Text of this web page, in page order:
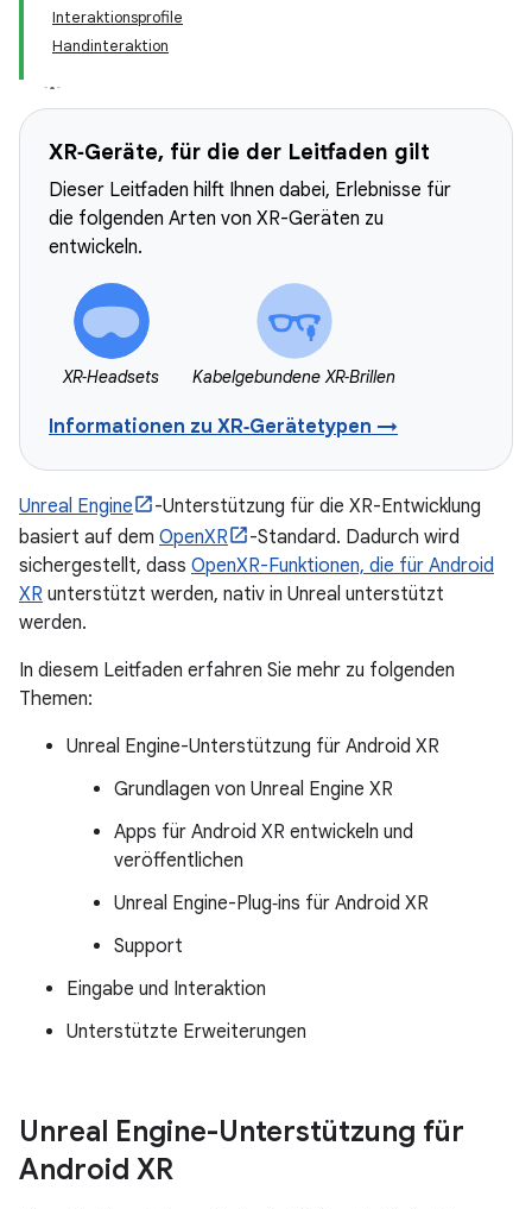
Interaktionsprofile
Handinteraktion
XR‑Geräte, für die der Leitfaden gilt
Dieser Leitfaden hilft Ihnen dabei, Erlebnisse für
die folgenden Arten von XR-Geräten zu
entwickeln.
XR‑Headsets Kabelgebundene XR‑Brillen
Informationen zu XR‑Gerätetypen →
Unreal Engine
-Unterstützung für die XR-Entwicklung
basiert auf dem OpenXR
-Standard. Dadurch wird
sichergestellt, dass OpenXR-Funktionen, die für Android
XR unterstützt werden, nativ in Unreal unterstützt
werden.
In diesem Leitfaden erfahren Sie mehr zu folgenden
Themen:
Unreal Engine-Unterstützung für Android XR
Grundlagen von Unreal Engine XR
Apps für Android XR entwickeln und
veröffentlichen
Unreal Engine-Plug‑ins für Android XR
Support
Eingabe und Interaktion
Unterstützte Erweiterungen
Unreal Engine-Unterstützung für
Android XR